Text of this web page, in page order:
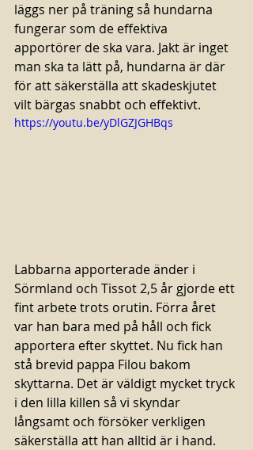
läggs ner på träning så hundarna
fungerar som de effektiva
apportörer de ska vara. Jakt är inget
man ska ta lätt på, hundarna är där
för att säkerställa att skadeskjutet
vilt bärgas snabbt och effektivt.
https://youtu.be/yDlGZJGHBqs
Labbarna apporterade änder i
Sörmland och Tissot 2,5 år gjorde ett
fint arbete trots orutin. Förra året
var han bara med på håll och fick
apportera efter skyttet. Nu fick han
stå brevid pappa Filou bakom
skyttarna. Det är väldigt mycket tryck
i den lilla killen så vi skyndar
långsamt och försöker verkligen
säkerställa att han alltid är i hand.